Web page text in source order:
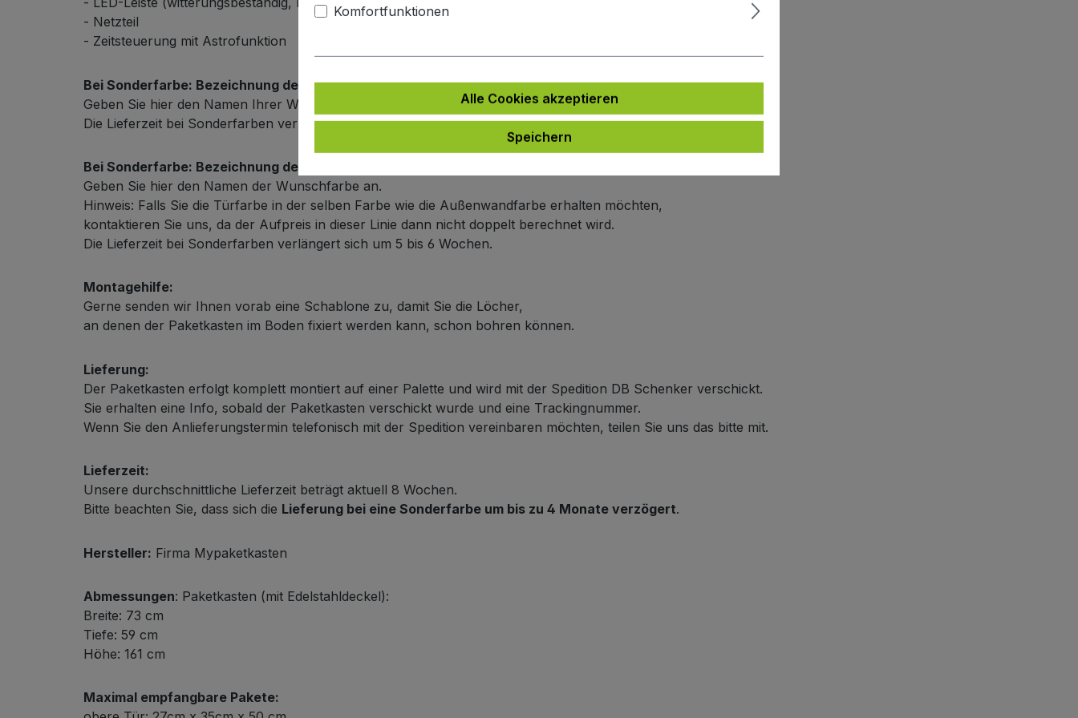
- Netzteil
- Zeitsteuerung mit Astrofunktion
Bei Sonderfarbe: Bezeichnung der Türfarbe
Geben Sie hier den Namen Ihrer Wunschfarbe an.
Die Lieferzeit bei Sonderfarben verlängert sich um 5 bis 6 Wochen.
Bei Sonderfarbe: Bezeichnung der Außenfarbe
Geben Sie hier den Namen der Wunschfarbe an.
Hinweis: Falls Sie die Türfarbe in der selben Farbe wie die Außenwandfarbe erhalten möchten,
kontaktieren Sie uns, da der Aufpreis in dieser Linie dann nicht doppelt berechnet wird.
Die Lieferzeit bei Sonderfarben verlängert sich um 5 bis 6 Wochen.
Montagehilfe:
Gerne senden wir Ihnen vorab eine Schablone zu, damit Sie die Löcher,
an denen der Paketkasten im Boden fixiert werden kann, schon bohren können.
Lieferung:
Der Paketkasten erfolgt komplett montiert auf einer Palette und wird mit der Spedition DB Schenker verschickt.
Sie erhalten eine Info, sobald der Paketkasten verschickt wurde und eine Trackingnummer.
Wenn Sie den Anlieferungstermin telefonisch mit der Spedition vereinbaren möchten, teilen Sie uns das bitte mit.
Lieferzeit:
Unsere durchschnittliche Lieferzeit beträgt aktuell 8 Wochen.
Bitte beachten Sie, dass sich die Lieferung bei eine Sonderfarbe um bis zu 4 Monate verzögert.
Hersteller: Firma Mypaketkasten
Abmessungen: Paketkasten (mit Edelstahldeckel):
Breite: 73 cm
Tiefe: 59 cm
Höhe: 161 cm
Maximal empfangbare Pakete:
Komfortfunktionen
Alle Cookies akzeptieren
Speichern